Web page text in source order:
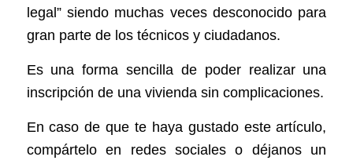
legal” siendo muchas veces desconocido para
gran parte de los técnicos y ciudadanos.
Es una forma sencilla de poder realizar una
inscripción de una vivienda sin complicaciones.
En caso de que te haya gustado este artículo,
compártelo en redes sociales o déjanos un